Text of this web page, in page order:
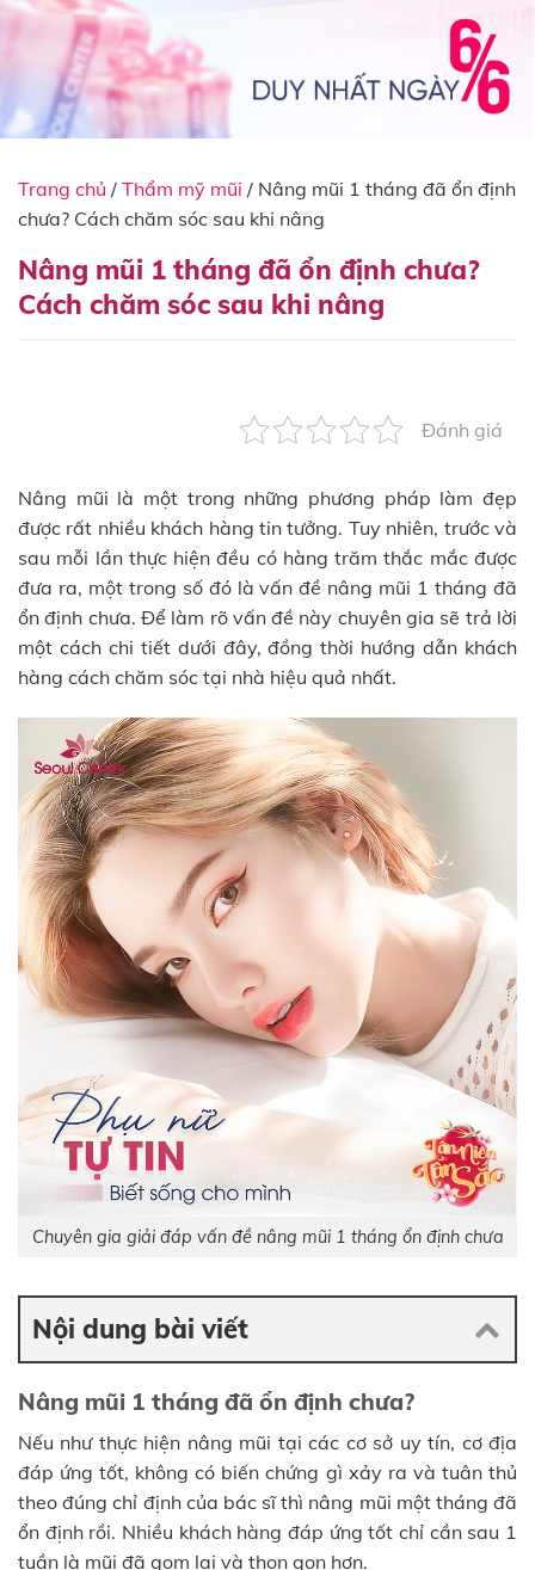
Trang chủ / Thẩm mỹ mũi / Nâng mũi 1 tháng đã ổn định
chưa? Cách chăm sóc sau khi nâng
Nâng mũi 1 tháng đã ổn định chưa?
Cách chăm sóc sau khi nâng
Đánh giá
Nâng mũi là một trong những phương pháp làm đẹp
được rất nhiều khách hàng tin tưởng. Tuy nhiên, trước và
sau mỗi lần thực hiện đều có hàng trăm thắc mắc được
đưa ra, một trong số đó là vấn đề nâng mũi 1 tháng đã
ổn định chưa. Để làm rõ vấn đề này chuyên gia sẽ trả lời
một cách chi tiết dưới đây, đồng thời hướng dẫn khách
hàng cách chăm sóc tại nhà hiệu quả nhất.
Chuyên gia giải đáp vấn đề nâng mũi 1 tháng ổn định chưa
Nội dung bài viết
Nâng mũi 1 tháng đã ổn định chưa?
Nếu như thực hiện nâng mũi tại các cơ sở uy tín, cơ địa
đáp ứng tốt, không có biến chứng gì xảy ra và tuân thủ
theo đúng chỉ định của bác sĩ thì nâng mũi một tháng đã
ổn định rồi. Nhiều khách hàng đáp ứng tốt chỉ cần sau 1
tuần là mũi đã gom lại và thon gọn hơn.